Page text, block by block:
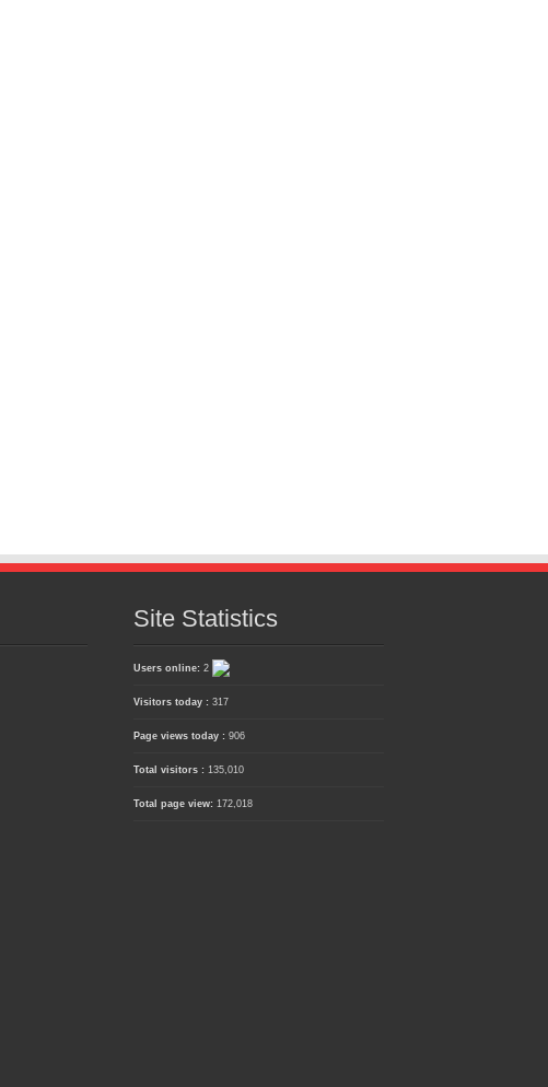
Site Statistics
Users online: 2
Visitors today : 317
Page views today : 906
Total visitors : 135,010
Total page view: 172,018